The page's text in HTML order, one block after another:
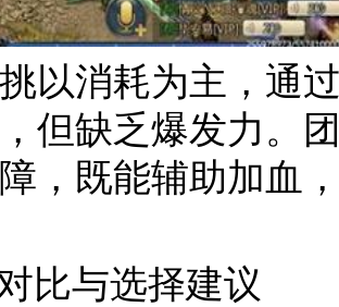
以消耗为主，通
但缺乏爆发力。
，既能辅助加血
比与选择建议